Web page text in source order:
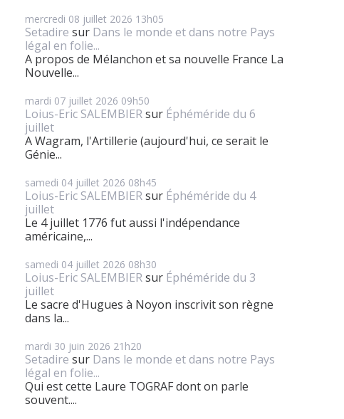
mercredi 08 juillet 2026 13h05
Setadire sur Dans le monde et dans notre Pays
légal en folie...
A propos de Mélanchon et sa nouvelle France La
Nouvelle...
mardi 07 juillet 2026 09h50
Loius-Eric SALEMBIERsur Éphéméride du 6
juillet
A Wagram, l'Artillerie (aujourd'hui, ce serait le
Génie...
samedi 04 juillet 2026 08h45
Loius-Eric SALEMBIERsur Éphéméride du 4
juillet
Le 4 juillet 1776 fut aussi l'indépendance
américaine,...
samedi 04 juillet 2026 08h30
Loius-Eric SALEMBIERsur Éphéméride du 3
juillet
Le sacre d'Hugues à Noyon inscrivit son règne
dans la...
mardi 30 juin 2026 21h20
Setadire sur Dans le monde et dans notre Pays
légal en folie...
Qui est cette Laure TOGRAF dont on parle
souvent....